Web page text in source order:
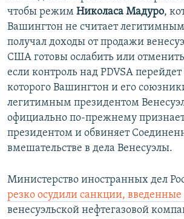
чтобы режим Николаса Мадуро,
Вашингтон не считает
получал доходы от продажи
США готовы ослабить или
если контроль над PDVSA перейдет
которого Вашингтон и его
легитимным президентом
официально по-прежнему
президентом и обвиняет
вмешательстве в дела Венесуэлы.
Министерство иностранных дел
резко осудили санкции,
венесуэльской нефтегазовой